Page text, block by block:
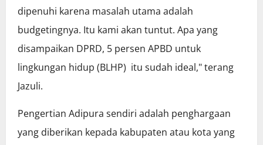
dipenuhi karena masalah utama adalah
budgetingnya. Itu kami akan tuntut. Apa yang
disampaikan DPRD, 5 persen APBD untuk
lingkungan hidup (BLHP) itu sudah ideal," terang
Jazuli.
Pengertian Adipura sendiri adalah penghargaan
yang diberikan kepada kabupaten atau kota yang